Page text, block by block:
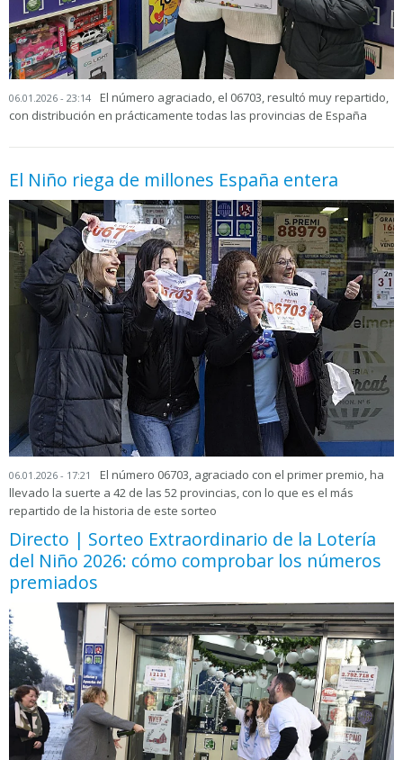
06.01.2026 - 23:14
El número agraciado, el 06703, resultó muy repartido,
con distribución en prácticamente todas las provincias de España
El Niño riega de millones España entera
06.01.2026 - 17:21
El número 06703, agraciado con el primer premio, ha
llevado la suerte a 42 de las 52 provincias, con lo que es el más
repartido de la historia de este sorteo
Directo | Sorteo Extraordinario de la Lotería
del Niño 2026: cómo comprobar los números
premiados